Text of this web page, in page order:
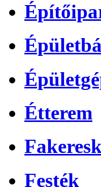
Étterem
Festék